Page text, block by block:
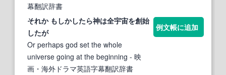
幕翻訳辞書
それか もしかしたら神は全宇宙を創始
したが
Or perhaps god set the whole
universe going at the beginning - 映
画・海外ドラマ英語字幕翻訳辞書
例文帳に追加